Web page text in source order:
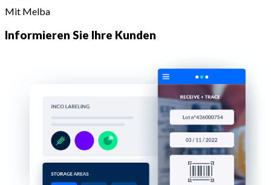
Mit Melba
Informieren Sie Ihre Kunden